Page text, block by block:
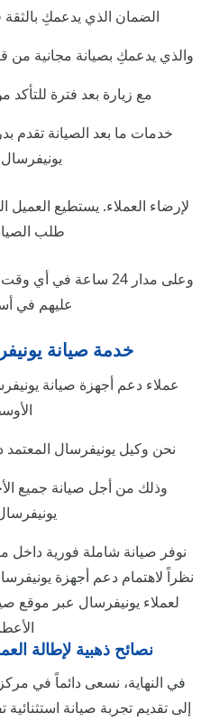
الضمان الذي يدعمكِ
والذي يدعمكِ بصيانة مجانية
مع زيارة بعد فترة للتأكد
خدمات ما بعد الصيانة تقدم
لإرضاء العملاء. يستطيع العميل
طلب
وعلى مدار 24 ساعة في
عليهم في
خدمة صيانة
عملاء دعم أجهزة صيانة
نحن وكيل يونيفرسال
وذلك من أجل صيانة جميع
نوفر صيانة شاملة فورية
نظراً لاهتمام دعم أجهزة
لعملاء يونيفرسال عبر موقع
نصائح ذهبية لإطالة
في النهاية، نسعى دائماً في
إلى تقديم تجربة صيانة